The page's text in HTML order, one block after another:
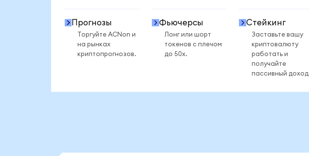
Прогнозы
Торгуйте ACNon и
на рынках
криптопрогнозов.
Фьючерсы
Лонг или шорт
токенов с плечом
до 50x.
Стейкинг
Заставьте вашу
криптовалюту
работать и
получайте
пассивный